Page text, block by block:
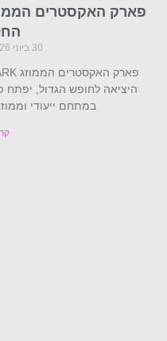
30 ביוני 2026
במתחם ייעודי